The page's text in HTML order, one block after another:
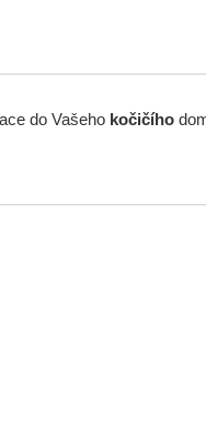
do Vašeho kočičího